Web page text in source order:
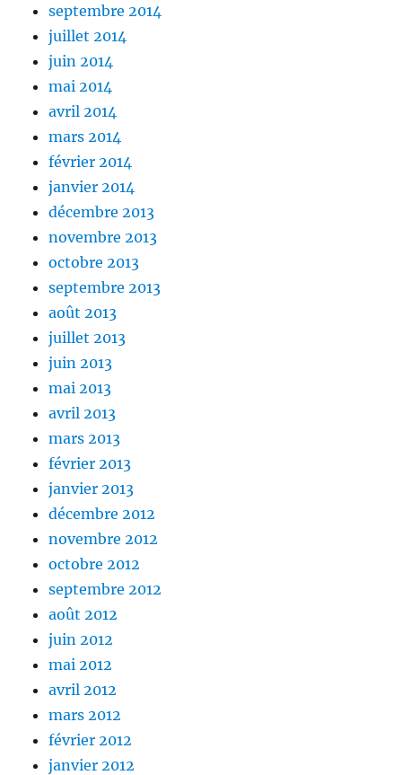
septembre 2014
juillet 2014
juin 2014
mai 2014
avril 2014
mars 2014
février 2014
janvier 2014
décembre 2013
novembre 2013
octobre 2013
septembre 2013
août 2013
juillet 2013
juin 2013
mai 2013
avril 2013
mars 2013
février 2013
janvier 2013
décembre 2012
novembre 2012
octobre 2012
septembre 2012
août 2012
juin 2012
mai 2012
avril 2012
mars 2012
février 2012
janvier 2012